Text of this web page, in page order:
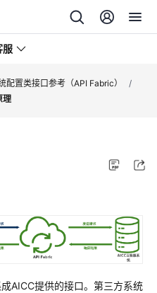
服
配置类接口参考（API Fabric）
/
理
AICC提供的接口。第三方系统